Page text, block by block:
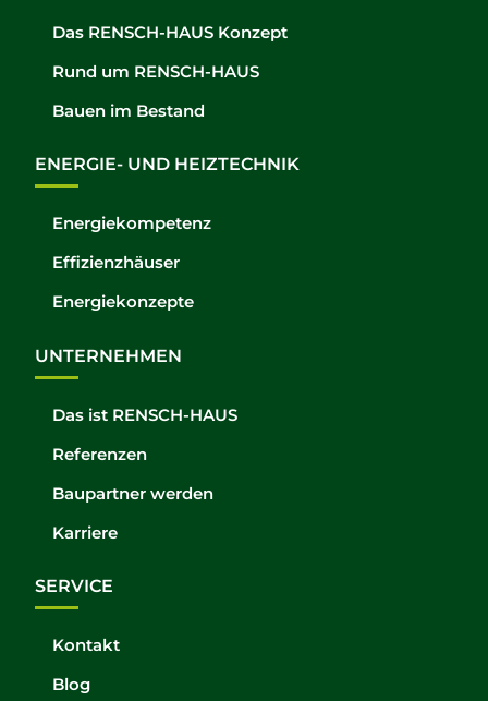
Das RENSCH-HAUS Konzept
Rund um RENSCH-HAUS
Bauen im Bestand
ENERGIE- UND HEIZTECHNIK
Energiekompetenz
Effizienzhäuser
Energiekonzepte
UNTERNEHMEN
Das ist RENSCH-HAUS
Referenzen
Baupartner werden
Karriere
SERVICE
Kontakt
Blog